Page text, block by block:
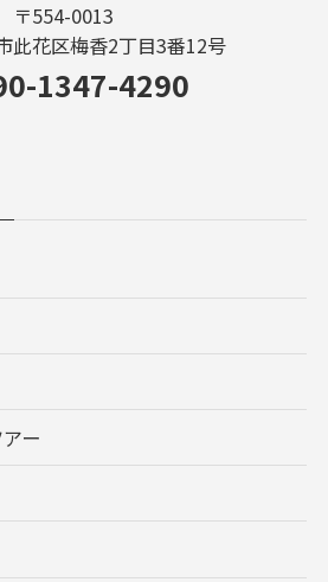
〒554-0013
此花区梅香2丁目3番12号
1347-4290
ー